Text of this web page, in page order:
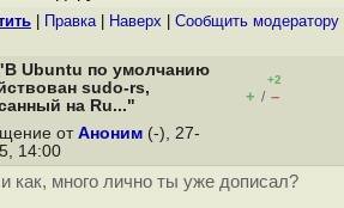
Правка| Наверх Cообщить модератору
Ubuntu по умолчанию
sudo-rs,
на Ru..."
+2
+ / –
от Аноним (-), 27-
14:00
как, много лично ты уже дописал?